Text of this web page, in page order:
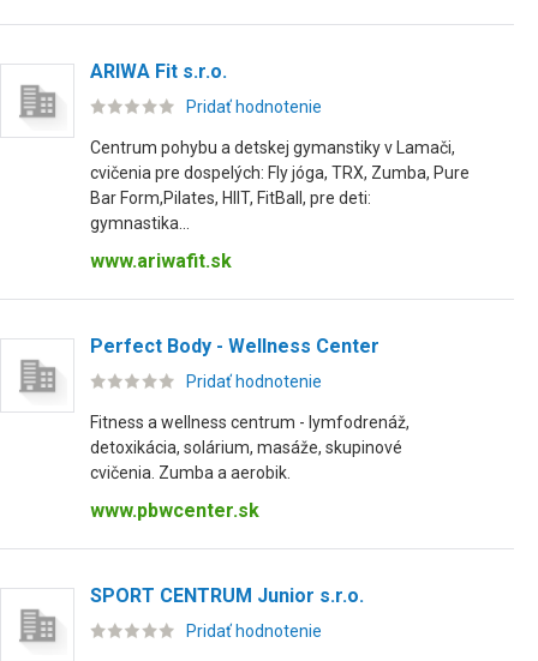
ARIWA Fit s.r.o.
Pridať hodnotenie
Centrum pohybu a detskej gymanstiky v Lamači,
cvičenia pre dospelých: Fly jóga, TRX, Zumba, Pure
Bar Form,Pilates, HIIT, FitBall, pre deti:
gymnastika...
www.ariwafit.sk
Perfect Body - Wellness Center
Pridať hodnotenie
Fitness a wellness centrum - lymfodrenáž,
detoxikácia, solárium, masáže, skupinové
cvičenia. Zumba a aerobik.
www.pbwcenter.sk
SPORT CENTRUM Junior s.r.o.
Pridať hodnotenie